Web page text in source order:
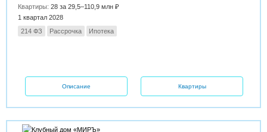
Квартиры:28 за 29,5–110,9 млн ₽
1 квартал 2028
214 ФЗ
Рассрочка Ипотека
Описание Квартиры